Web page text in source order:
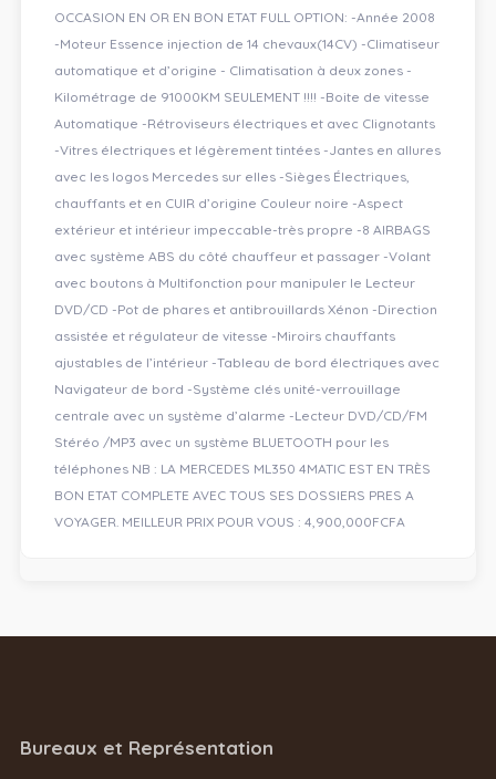
OCCASION EN OR EN BON ETAT FULL OPTION: -Année 2008
-Moteur Essence injection de 14 chevaux(14CV) -Climatiseur
automatique et d’origine - Climatisation à deux zones -
Kilométrage de 91000KM SEULEMENT !!!! -Boite de vitesse
Automatique -Rétroviseurs électriques et avec Clignotants
-Vitres électriques et légèrement tintées -Jantes en allures
avec les logos Mercedes sur elles -Sièges Électriques,
chauffants et en CUIR d’origine Couleur noire -Aspect
extérieur et intérieur impeccable-très propre -8 AIRBAGS
avec système ABS du côté chauffeur et passager -Volant
avec boutons à Multifonction pour manipuler le Lecteur
DVD/CD -Pot de phares et antibrouillards Xénon -Direction
assistée et régulateur de vitesse -Miroirs chauffants
ajustables de l’intérieur -Tableau de bord électriques avec
Navigateur de bord -Système clés unité-verrouillage
centrale avec un système d’alarme -Lecteur DVD/CD/FM
Stéréo /MP3 avec un système BLUETOOTH pour les
téléphones NB : LA MERCEDES ML350 4MATIC EST EN TRÈS
BON ETAT COMPLETE AVEC TOUS SES DOSSIERS PRES A
VOYAGER. MEILLEUR PRIX POUR VOUS : 4,900,000FCFA
Bureaux et Représentation